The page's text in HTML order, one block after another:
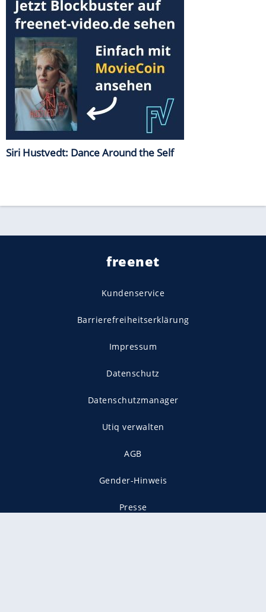
Siri Hustvedt: Dance Around the Self
freenet
Kundenservice
Barrierefreiheitserklärung
Impressum
Datenschutz
Datenschutzmanager
Utiq verwalten
AGB
Gender-Hinweis
Presse